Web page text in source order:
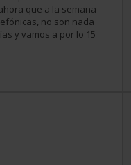
que a la semana
no son nada
y vamos a por lo 15